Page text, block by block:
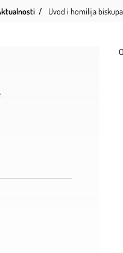
Uvod i homilija